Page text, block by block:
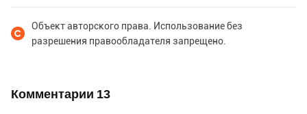
Объект авторского права. Использование без
разрешения правообладателя запрещено.
Комментарии 13